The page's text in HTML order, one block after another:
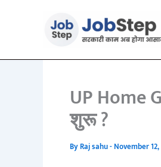
UP Home
शुरू ?
ByRaj sahu-November